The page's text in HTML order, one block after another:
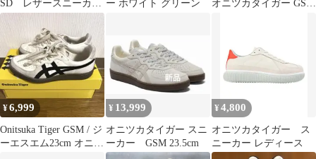
SD レザースニーカ
ー ローカット25cm黒
ー ホワイト グリーン
オニツカタイガー GSM
¥6,999
Onitsuka Tiger GSM / ジ
ーエスエム23cm オニツ
¥ 13,999
オニツカタイガー スニ
ーカー GSM 23.5cm
¥4,800
オニツカタイガー ス
ニーカー レディース